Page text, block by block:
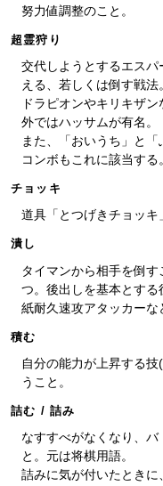
努力値調整のこと。
超霊狩り
交代しようとするエス
える、若しくは倒す戦法
ドラピオンやキリキザ
外ではハッサムが有名。
また、「おいうち」と「
コンボもこれに該当する
チョッキ
道具「とつげきチョッキ
潰し
タイマンから相手を倒
つ。後出しを基本とする
紙耐久速攻アタッカーな
積む
自分の能力が上昇する
うこと。
詰む / 詰み
なすすべがなくなり、
と。元は将棋用語。
詰みに気が付いたとき